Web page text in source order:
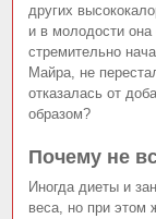
других
и в молодости
стремительно
Майра, не
отказалась от
образом?
Почему не
Иногда диеты и
веса, но при этом